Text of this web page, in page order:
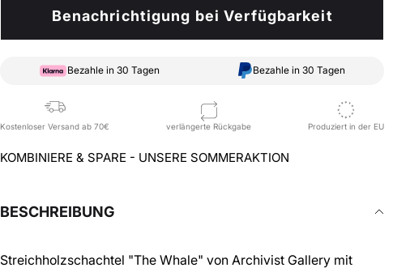
Benachrichtigung bei Verfügbarkeit
Bezahle in 30 Tagen Bezahle in 30 Tagen
Kostenloser Versand ab 70€ verlängerte Rückgabe Produziert in der EU
KOMBINIERE & SPARE - UNSERE SOMMERAKTION
BESCHREIBUNG
Streichholzschachtel "The Whale" von Archivist Gallery mit